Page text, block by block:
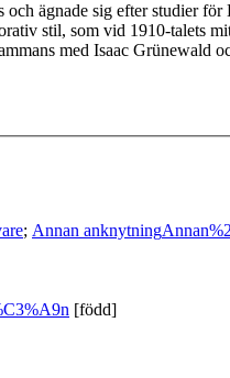
ägnade sig efter studier
stil, som vid 1910-talets
med Isaac Grünewald
; Annan anknytning
[född]